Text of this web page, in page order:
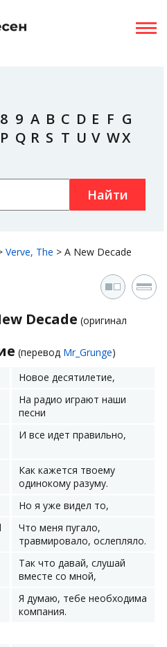
8 9 A B C D E F G
P Q R S T U V WX
Найти
Verve, The > A New Decade
Decade (оригинал
(перевод Mr_Grunge)
Новое десятилетие,
На радио играют наши
песни
И все идет правильно,
Как кажется твоему
одинокому разуму.
Но я уже видел то,
Что меня пугало,
травмировало, ослепляло.
Так что давай, слушай
вместе со мной,
Я думаю, тебе необходима
компания.